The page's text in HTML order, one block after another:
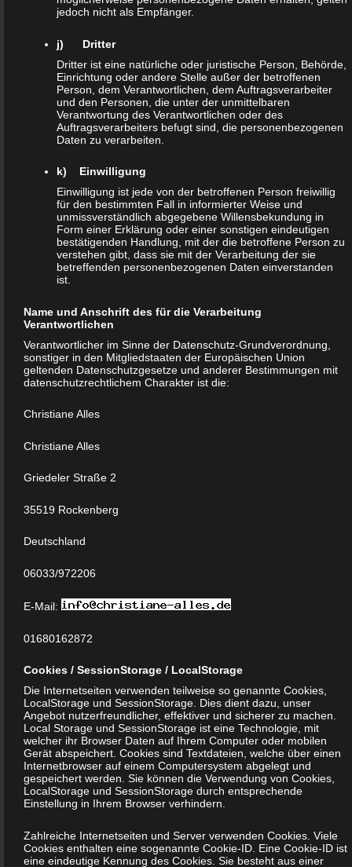
Einschränkung der Verarbeitung ist die Markierung
künftige Verarbeitung einzuschränken.
e) Profiling
Profiling ist jede Art der automatisierten Verarbeitung
personenbezogener Daten, die darin besteht, dass diese
bestimmte persönliche Aspekte, die sich auf eine natürliche
Person beziehen, zu bewerten, insbesondere, um Aspekte
bezüglich Arbeitsleistung, wirtschaftlicher Lage,
Gesundheit, persönlicher Vorlieben, Interessen,
Zuverlässigkeit, Verhalten, Aufenthaltsort oder Ortswechsel
dieser natürlichen Person zu analysieren oder
Pseudonymisierung ist die Verarbeitung personenbezogener
Daten ohne Hinzuziehung zusätzlicher Informationen nicht
werden können, sofern diese zusätzlichen Informationen
gewährleisten, dass die personenbezogenen Daten nicht
Person zugewiesen werden.
Verarbeitung Verantwortlicher
Verantwortlicher oder für die Verarbeitung Verantwortlicher
mit anderen über die Zwecke und Mittel der Verarbeitung
von personenbezogenen Daten entscheidet. Sind die
Zwecke und Mittel dieser Verarbeitung durch das
Unionsrecht oder das Recht der Mitgliedstaaten
vorgegeben, so kann der Verantwortliche beziehungsweise
können die bestimmten Kriterien seiner Benennung nach
vorgesehen werden.
jedoch nicht als Empfänger.
j) Dritter
Dritter ist eine natürliche oder juristische Person, Behörde,
Einrichtung oder andere Stelle außer der betroffenen
Person, dem Verantwortlichen, dem Auftragsverarbeiter
und den Personen, die unter der unmittelbaren
Verantwortung des Verantwortlichen oder des
Auftragsverarbeiters befugt sind, die personenbezogenen
Daten zu verarbeiten.
k) Einwilligung
Einwilligung ist jede von der betroffenen Person freiwillig
für den bestimmten Fall in informierter Weise und
unmissverständlich abgegebene Willensbekundung in
Form einer Erklärung oder einer sonstigen eindeutigen
bestätigenden Handlung, mit der die betroffene Person zu
verstehen gibt, dass sie mit der Verarbeitung der sie
betreffenden personenbezogenen Daten einverstanden
ist.
Name und Anschrift des für die Verarbeitung
Verantwortlichen
Verantwortlicher im Sinne der Datenschutz-Grundverordnung,
sonstiger in den Mitgliedstaaten der Europäischen Union
geltenden Datenschutzgesetze und anderer Bestimmungen mit
datenschutzrechtlichem Charakter ist die:
Christiane Alles
Christiane Alles
Griedeler Straße 2
35519 Rockenberg
Deutschland
06033/972206
E-Mail:
01680162872
Cookies / SessionStorage / LocalStorage
Die Internetseiten verwenden teilweise so genannte Cookies,
LocalStorage und SessionStorage. Dies dient dazu, unser
Angebot nutzerfreundlicher, effektiver und sicherer zu machen.
Local Storage und SessionStorage ist eine Technologie, mit
welcher ihr Browser Daten auf Ihrem Computer oder mobilen
Gerät abspeichert. Cookies sind Textdateien, welche über einen
Internetbrowser auf einem Computersystem abgelegt und
gespeichert werden. Sie können die Verwendung von Cookies,
LocalStorage und SessionStorage durch entsprechende
Einstellung in Ihrem Browser verhindern.
Zahlreiche Internetseiten und Server verwenden Cookies. Viele
Cookies enthalten eine sogenannte Cookie-ID. Eine Cookie-ID ist
eine eindeutige Kennung des Cookies. Sie besteht aus einer